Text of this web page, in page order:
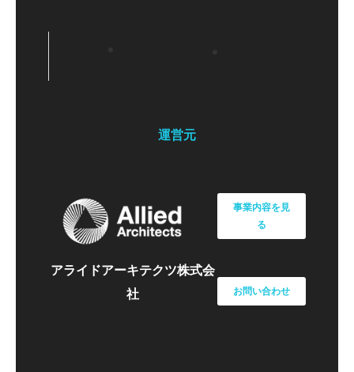
運営元
アライドアーキテクツ株式会
社
事業内容を見
る
お問い合わせ